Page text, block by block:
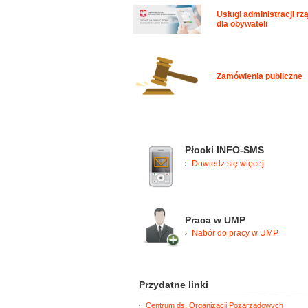
Usługi administracji
dla obywateli
Zamówienia publiczne
Płocki INFO-SMS
Dowiedz się więcej
Praca w UMP
Nabór do pracy w UMP
Przydatne linki
Centrum ds. Organizacji Pozarządowych